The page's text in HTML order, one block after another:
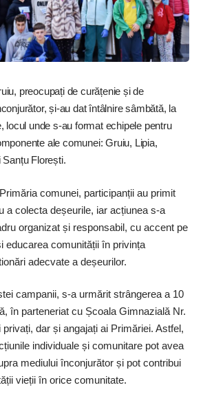
preocupați de cu­ră­țenie și de
și-au dat întâlnire sâmbătă, la
locul unde s-au format echipele pentru
ale comunei: Gruiu, Lipia,
Florești.
comunei, participanții au primit
a colecta deșeurile, iar acțiunea s-a
organizat și responsabil, cu accent pe
educarea comunității în privința
adecvate a deșeurilor.
campanii, s-a urmărit strângerea a 10
în parteneriat cu Școala Gimnazială Nr.
dar și angajați ai Primăriei. Astfel,
individuale și comunitare pot avea
mediului înconjurător și pot contribui
vieții în orice comunitate.